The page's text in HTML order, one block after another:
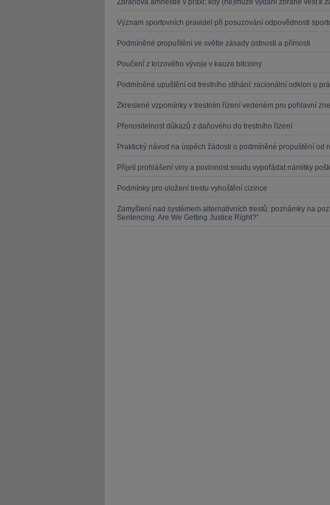
Zbraňová amnestie v praxi: kdy (ne)může vydání zbraně vést k
Význam sportovních pravidel při posuzování odpovědnosti
Podmíněné propuštění ve světle zásady ústnosti a přímosti
Poučení z krizového vývoje v kauze bitcoiny
Podmíněné upuštění od trestního stíhání: racionální odklon u
Zkreslené vzpomínky v trestním řízení vedeném pro pohlavní
Přenositelnost důkazů z daňového do trestního řízení
Praktický návod na úspěch žádosti o podmíněné propuštění od
Přijetí prohlášení viny a povinnost soudu vypořádat námitky
Podmínky pro uložení trestu vyhoštění cizince
Zamyšlení nad systémem alternativních trestů: poznámky na
Sentencing: Are We Getting Justice Right?“